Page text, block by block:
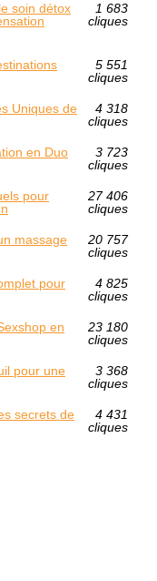
soin détox
1 683
cliques
5 551
cliques
Uniques de
4 318
cliques
en Duo
3 723
cliques
pour
27 406
cliques
massage
20 757
cliques
pour
4 825
cliques
en
23 180
cliques
pour une
3 368
cliques
secrets de
4 431
cliques